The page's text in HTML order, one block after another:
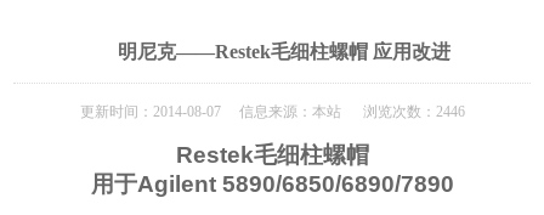
明尼克——Restek毛细柱螺帽 应用改进
更新时间：2014-08-07 信息来源：本站 浏览次数：2446
Restek毛细柱螺帽
用于Agilent 5890/6850/6890/7890